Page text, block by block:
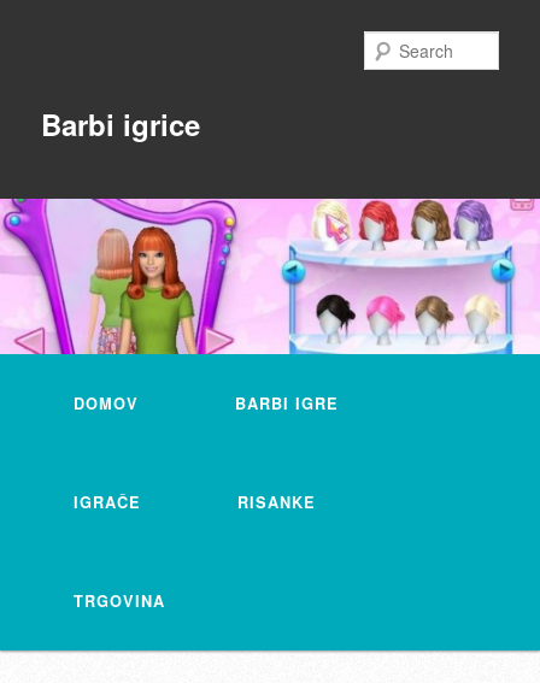
content
contentBarbi igrice
DOMOV BARBI IGRE
IGRAČE RISANKE
TRGOVINA